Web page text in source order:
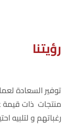
رؤيتنا
توفير السعادة
منتجات ذات قيمة
رغباتهم و لتلبيه